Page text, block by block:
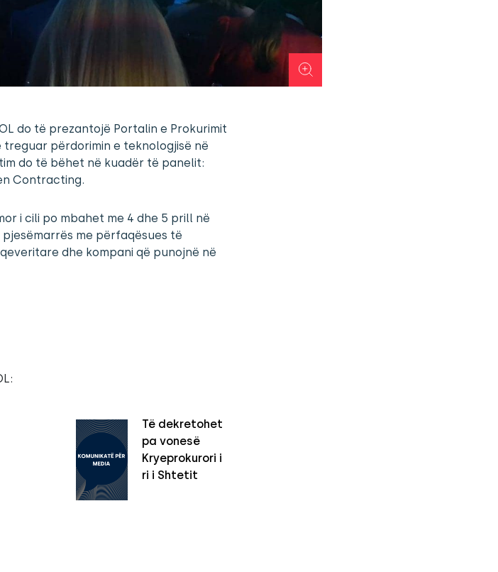
do të prezantojë Portalin e Prokurimit
përdorimin e teknologjisë në
do të bëhet në kuadër të panelit:
Contracting.
i cili po mbahet me 4 dhe 5 prill në
me përfaqësues të
dhe kompani që punojnë në
Të dekretohet
pa vonesë
Kryeprokurori i
ri i Shtetit